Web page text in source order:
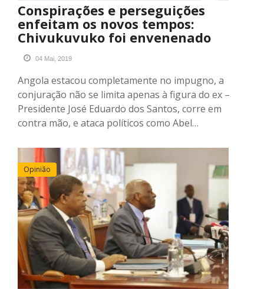
Conspirações e perseguições
enfeitam os novos tempos:
Chivukuvuko foi envenenado
04 Mai, 2019
Angola estacou completamente no impugno, a
conjuração não se limita apenas à figura do ex –
Presidente José Eduardo dos Santos, corre em
contra mão, e ataca políticos como Abel…
Opinião